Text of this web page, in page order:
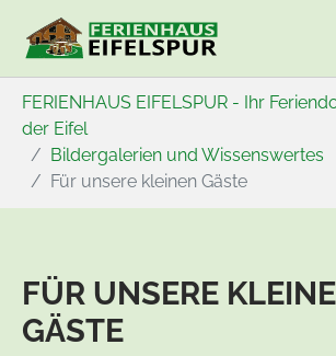
FERIENHAUS EIFELSPUR - Ihr
der Eifel
Bildergalerien und Wissenswertes
Für unsere kleinen Gäste
FÜR UNSERE
GÄSTE